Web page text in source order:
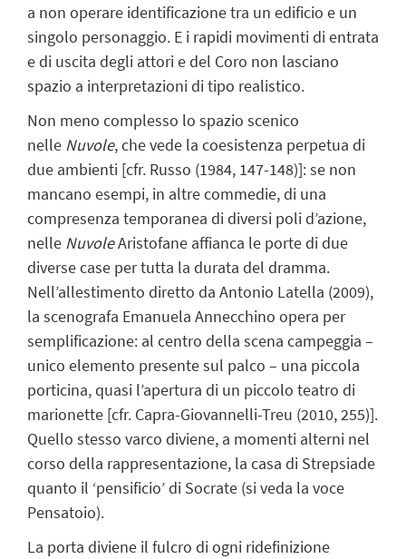
a non operare identificazione tra un edificio e un
singolo personaggio. E i rapidi movimenti di entrata
e di uscita degli attori e del Coro non lasciano
spazio a interpretazioni di tipo realistico.
Non meno complesso lo spazio scenico
nelle Nuvole, che vede la coesistenza perpetua di
due ambienti [cfr. Russo (1984, 147-148)]: se non
mancano esempi, in altre commedie, di una
compresenza temporanea di diversi poli d’azione,
nelle NuvoleAristofane affianca le porte di due
diverse case per tutta la durata del dramma.
Nell’allestimento diretto da Antonio Latella (2009),
la scenografa Emanuela Annecchino opera per
semplificazione: al centro della scena campeggia –
unico elemento presente sul palco – una piccola
porticina, quasi l’apertura di un piccolo teatro di
marionette [cfr. Capra-Giovannelli-Treu (2010, 255)].
Quello stesso varco diviene, a momenti alterni nel
corso della rappresentazione, la casa di Strepsiade
quanto il ‘pensificio’ di Socrate (si veda la voce
Pensatoio).
La porta diviene il fulcro di ogni ridefinizione